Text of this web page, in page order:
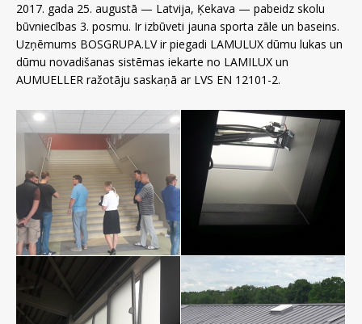
2017. gada 25. augustā — Latvija, Ķekava — pabeidz skolu
būvniecības 3. posmu. Ir izbūveti jauna sporta zāle un baseins.
Uzņēmums BOSGRUPA.LV ir piegadi LAMULUX dūmu lukas un
dūmu novadišanas sistēmas iekarte no LAMILUX un
AUMUELLER ražotāju saskaņā ar LVS EN 12101-2.